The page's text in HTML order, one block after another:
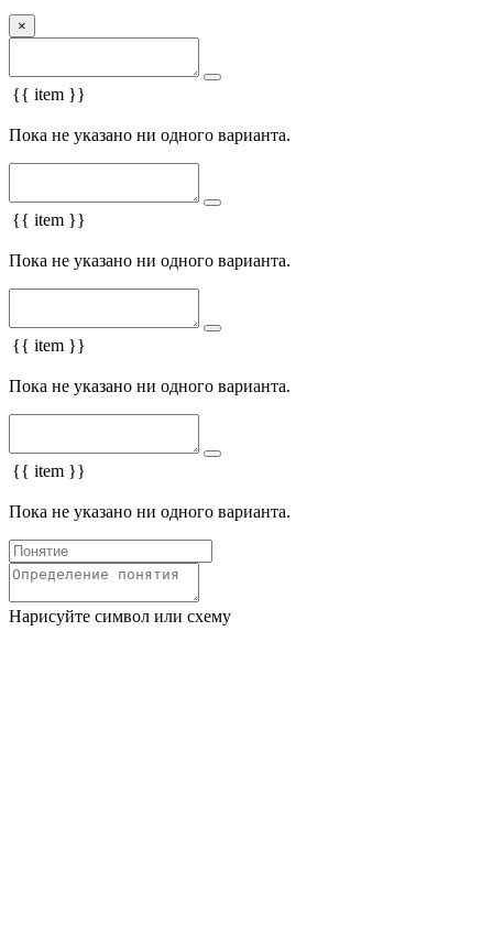
×
{{ item }}
Пока не указано ни одного варианта.
{{ item }}
Пока не указано ни одного варианта.
{{ item }}
Пока не указано ни одного варианта.
{{ item }}
Пока не указано ни одного варианта.
Нарисуйте символ или схему